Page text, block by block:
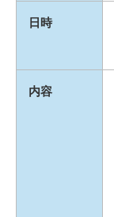
日時
内容